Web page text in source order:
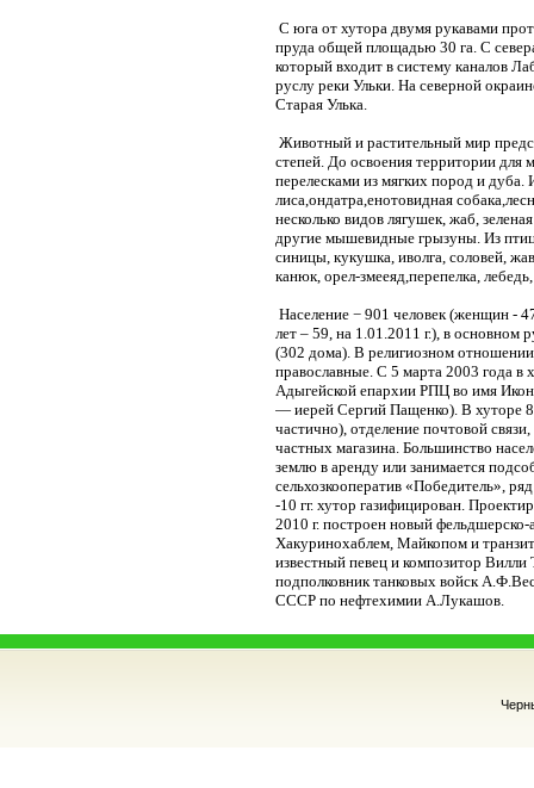
С юга от хутора двумя рукавами
пруда общей площадью 30 га. С
который входит в систему каналов
руслу реки Ульки. На северной
Старая Улька.
Животный и растительный мир
степей. До освоения территории для
перелесками из мягких пород и
лиса,ондатра,енотовидная
несколько видов лягушек, жаб,
другие мышевидные грызуны. Из
синицы, кукушка, иволга, соловей,
канюк, орел-змееяд,перепелка,
Население − 901 человек (женщин -
лет – 59, на 1.01.2011 г.), в основном
(302 дома). В религиозном
православные. С 5 марта 2003 года
Адыгейской епархии РПЦ во имя
— иерей Сергий Пащенко). В хуторе 8
частично), отделение почтовой
частных магазина. Большинство
землю в аренду или занимается
сельхозкооператив «Победитель»,
-10 гг. хутор газифицирован.
2010 г. построен новый фельдшерско-
Хакуринохаблем, Майкопом и
известный певец и композитор
подполковник танковых войск
CССР по нефтехимии А.Лукашов.